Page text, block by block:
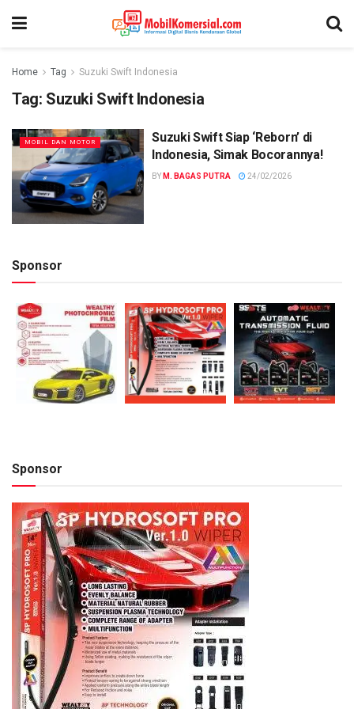
Home Tag Suzuki Swift Indonesia
Tag: Suzuki Swift Indonesia
MOBIL DAN MOTOR
Suzuki Swift Siap ‘Reborn’ di
Indonesia, Simak Bocorannya!
BY M. BAGAS PUTRA 24/02/2026
Sponsor
Sponsor